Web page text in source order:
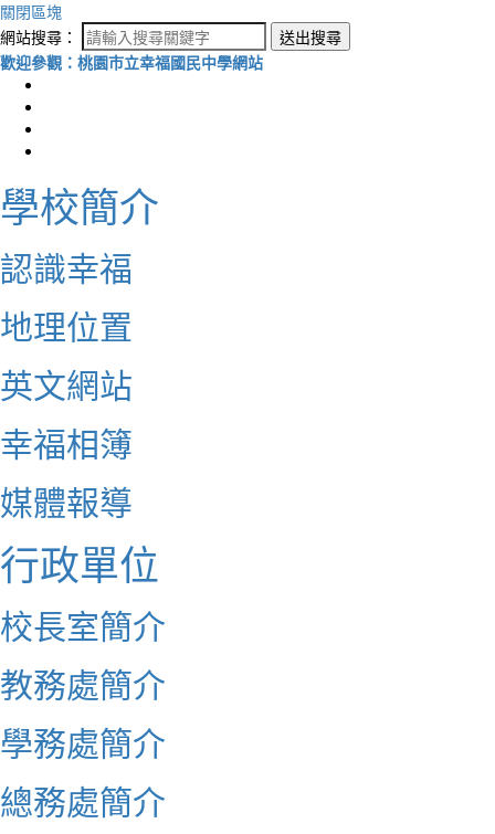
關閉區塊
網站搜尋：
送出搜尋
歡迎參觀：桃園市立幸福國民中學網站
學校簡介
認識幸福
地理位置
英文網站
幸福相簿
媒體報導
行政單位
校長室簡介
教務處簡介
學務處簡介
總務處簡介